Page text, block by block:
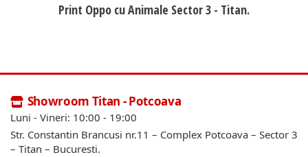
Print Oppo cu Animale Sector 3 - Titan.
Showroom Titan - Potcoava
Luni - Vineri: 10:00 - 19:00
Str. Constantin Brancusi nr.11 – Complex Potcoava – Sector 3
– Titan – Bucuresti.